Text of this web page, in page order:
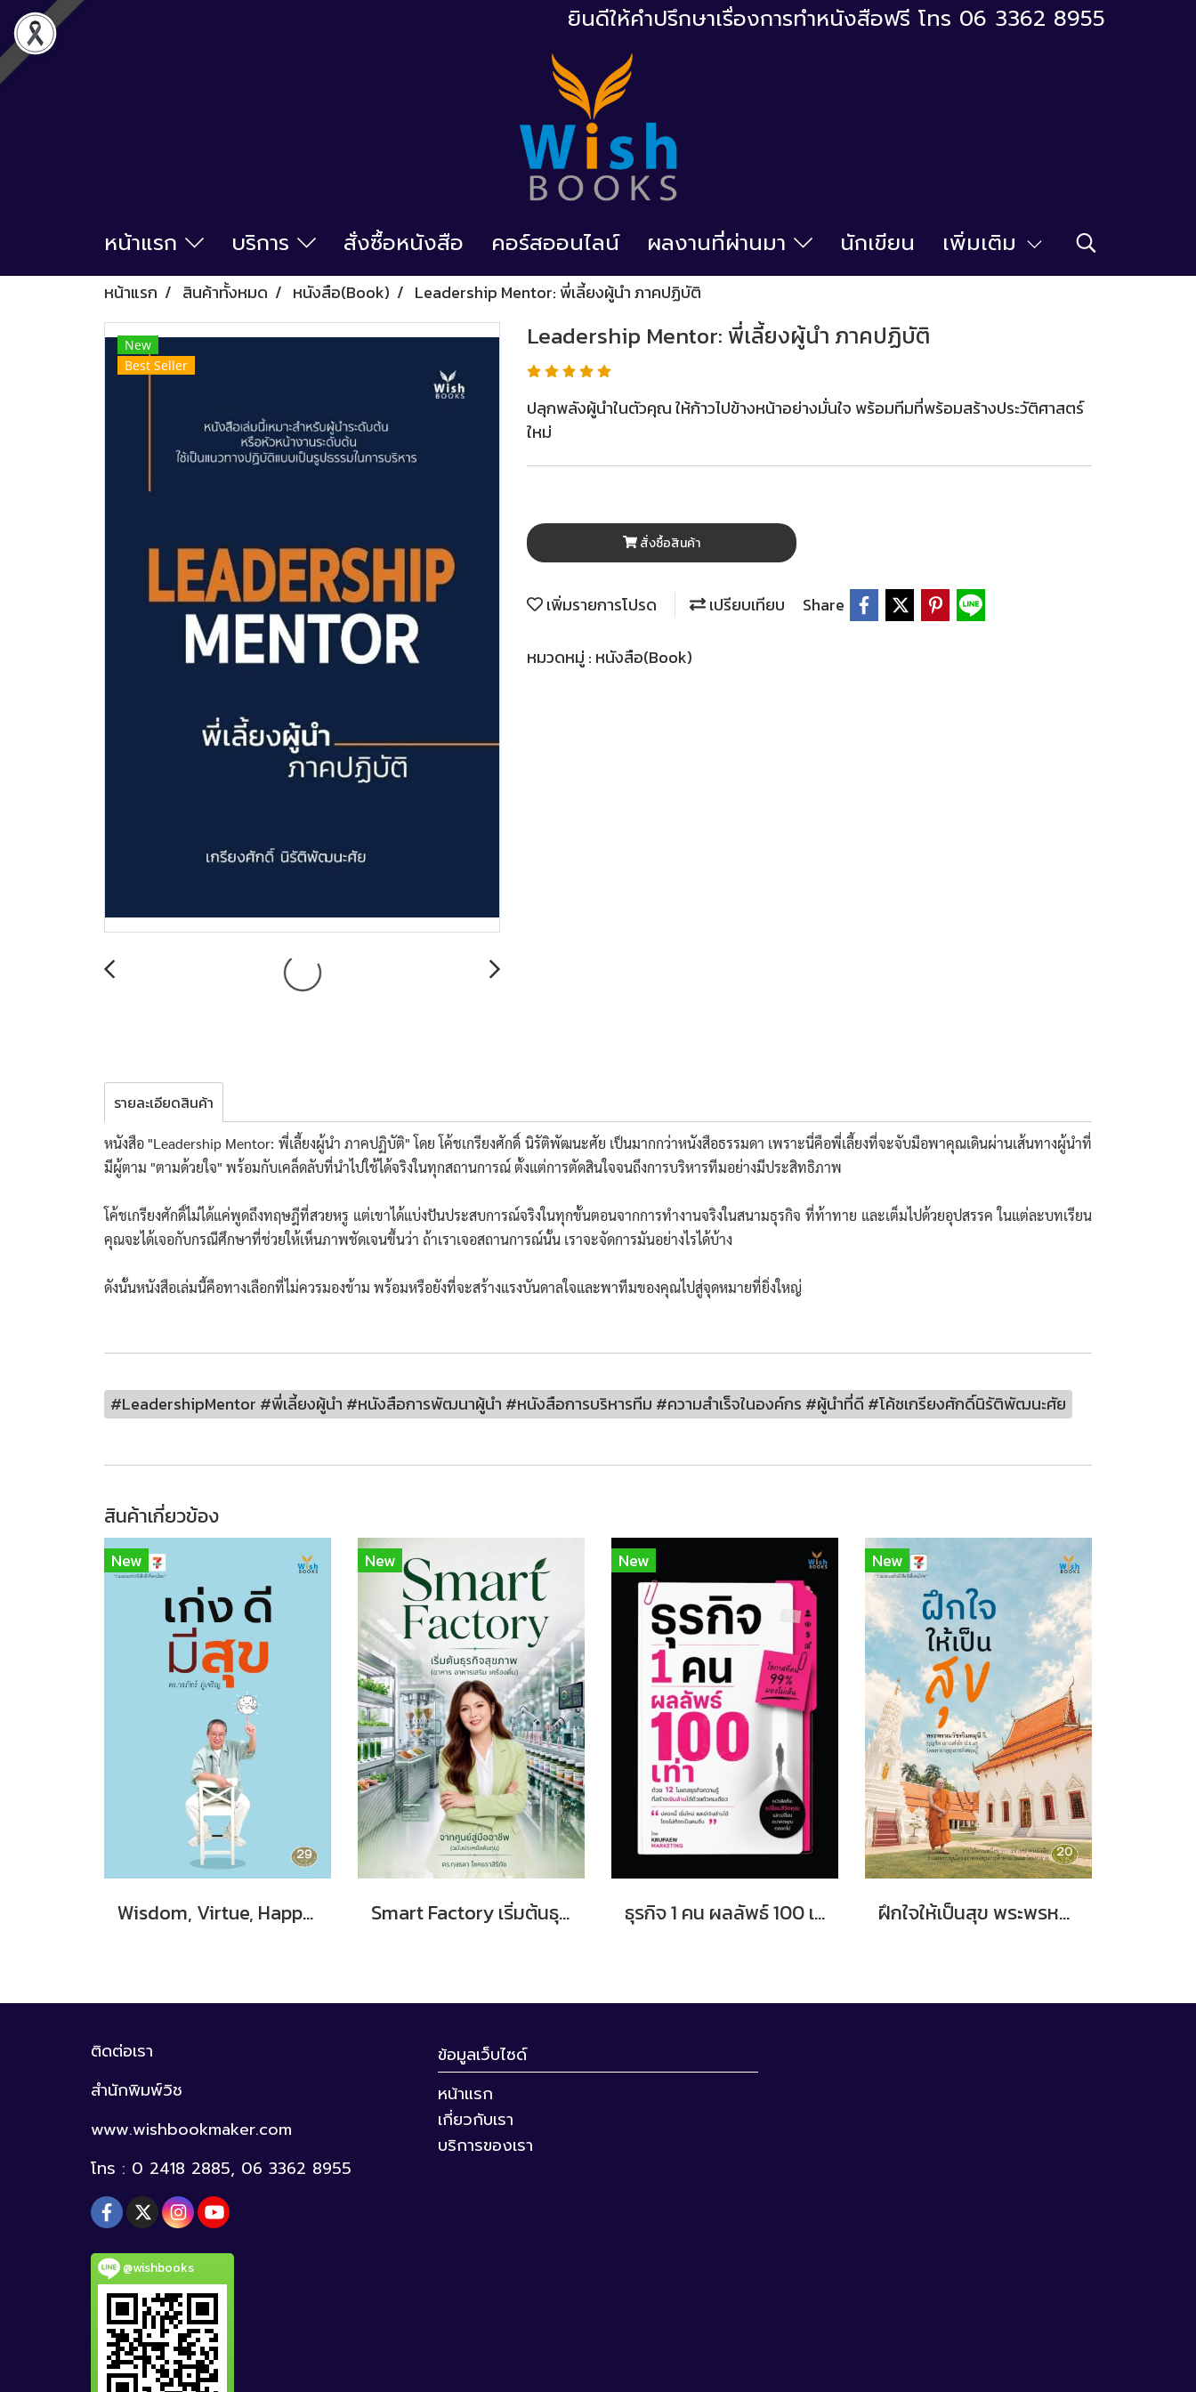
ยินดีให้คำปรึกษาเรื่องการทำหนังสือฟรี โทร 06 3362 8955
หน้าแรก บริการ สั่งซื้อหนังสือ คอร์สออนไลน์ ผลงานที่ผ่านมา นักเขียน เพิ่มเติม
หน้าแรก สินค้าทั้งหมด หนังสือ(Book) Leadership Mentor: พี่เลี้ยงผู้นำ ภาคปฏิบัติ
New
Best Seller
Leadership Mentor: พี่เลี้ยงผู้นำ ภาคปฏิบัติ
ปลุกพลังผู้นำในตัวคุณ ให้ก้าวไปข้างหน้าอย่างมั่นใจ พร้อมทีมที่พร้อมสร้างประวัติศาสตร์
ใหม่
สั่งซื้อสินค้า
เพิ่มรายการโปรด เปรียบเทียบ Share
หมวดหมู่ : หนังสือ(Book)
รายละเอียดสินค้า
หนังสือ "Leadership Mentor: พี่เลี้ยงผู้นำ ภาคปฏิบัติ" โดย โค้ชเกรียงศักดิ์ นิรัติพัฒนะศัย เป็นมากกว่าหนังสือธรรมดา เพราะนี่คือพี่เลี้ยงที่จะจับมือพาคุณเดินผ่านเส้นทางผู้นำที่
มีผู้ตาม "ตามด้วยใจ" พร้อมกับเคล็ดลับที่นำไปใช้ได้จริงในทุกสถานการณ์ ตั้งแต่การตัดสินใจจนถึงการบริหารทีมอย่างมีประสิทธิภาพ
โค้ชเกรียงศักดิ์ไม่ได้แค่พูดถึงทฤษฎีที่สวยหรู แต่เขาได้แบ่งปันประสบการณ์จริงในทุกขั้นตอนจากการทำงานจริงในสนามธุรกิจ ที่ท้าทาย และเต็มไปด้วยอุปสรรค ในแต่ละบทเรียน
คุณจะได้เจอกับกรณีศึกษาที่ช่วยให้เห็นภาพชัดเจนขึ้นว่า ถ้าเราเจอสถานการณ์นั้น เราจะจัดการมันอย่างไรได้บ้าง
ดังนั้นหนังสือเล่มนี้คือทางเลือกที่ไม่ควรมองข้าม พร้อมหรือยังที่จะสร้างแรงบันดาลใจและพาทีมของคุณไปสู่จุดหมายที่ยิ่งใหญ่
#LeadershipMentor #พี่เลี้ยงผู้นำ #หนังสือการพัฒนาผู้นำ #หนังสือการบริหารทีม #ความสำเร็จในองค์กร #ผู้นำที่ดี #โค้ชเกรียงศักดิ์นิรัติพัฒนะศัย
สินค้าเกี่ยวข้อง
New
Wisdom, Virtue, Happiness เก่ง ดี มีสุข ดร.วรภัทร์ ภู่เจริญ
New
Smart Factory เริ่มต้นธุรกิจสุขภาพ จากศูนย์สู่มืออาชีพ
New
ธุรกิจ 1 คน ผลลัพธ์ 100 เท่า โดยครูแป๋ว จุฑามาศ อ่อนประดิษฐ
New
ฝึกใจให้เป็นสุข พระพรหมวัชรวิมลมุนี วิ. (บุญชิต ญาณสํวโร ป.ธ.9)
ติดต่อเรา
สำนักพิมพ์วิช
www.wishbookmaker.com
โทร : 0 2418 2885, 06 3362 8955
@wishbooks
ข้อมูลเว็บไซด์
หน้าแรก
เกี่ยวกับเรา
บริการของเรา